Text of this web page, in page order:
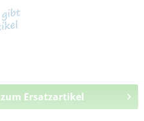
zum Ersatzartikel